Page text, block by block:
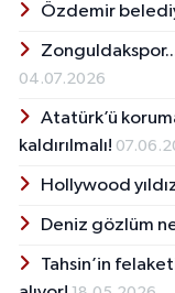
Özdemir
04.07.2026
Atatürk’ü
kaldırılmalı!
Hollywood
Deniz gözlüm
Tahsin’in